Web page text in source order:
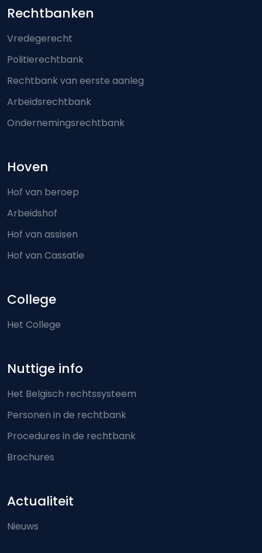
Footer-menu
Rechtbanken
Vredegerecht
Politierechtbank
Rechtbank van eerste aanleg
Arbeidsrechtbank
Ondernemingsrechtbank
Hoven
Hof van beroep
Arbeidshof
Hof van assisen
Hof van Cassatie
College
Het College
Nuttige info
Het Belgisch rechtssysteem
Personen in de rechtbank
Procedures in de rechtbank
Brochures
Actualiteit
Nieuws